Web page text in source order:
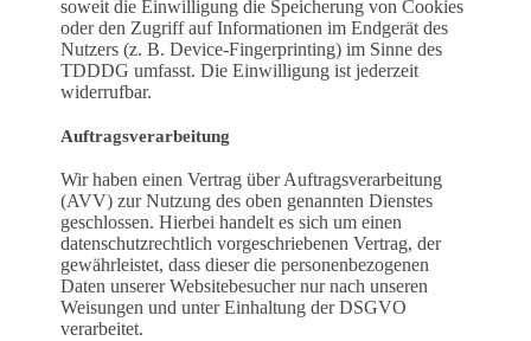
soweit die Einwilligung die Speicherung von Cookies
oder den Zugriff auf Informationen im Endgerät des
Nutzers (z. B. Device-Fingerprinting) im Sinne des
TDDDG umfasst. Die Einwilligung ist jederzeit
widerrufbar.
Auftragsverarbeitung
Wir haben einen Vertrag über Auftragsverarbeitung
(AVV) zur Nutzung des oben genannten Dienstes
geschlossen. Hierbei handelt es sich um einen
datenschutzrechtlich vorgeschriebenen Vertrag, der
gewährleistet, dass dieser die personenbezogenen
Daten unserer Websitebesucher nur nach unseren
Weisungen und unter Einhaltung der DSGVO
verarbeitet.